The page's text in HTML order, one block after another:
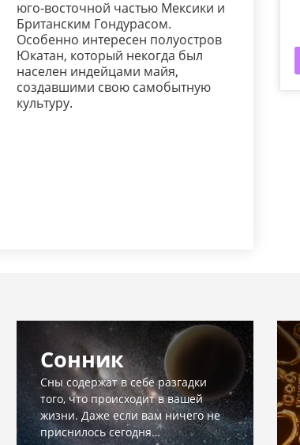
юго-восточной частью Мексики и
Британским Гондурасом.
Особенно интересен полуостров
Юкатан, который некогда был
населен индейцами майя,
создавшими свою самобытную
культуру.
Сонник
Сны содержат в себе разгадки
того, что происходит в вашей
жизни. Даже если вам ничего не
приснилось сегодня…